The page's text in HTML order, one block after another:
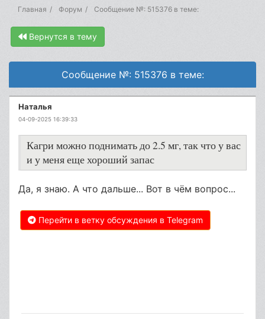
Главная Форум Сообщение №: 515376 в теме:
Вернутся в тему
Сообщение №: 515376 в теме:
Наталья
04-09-2025 16:39:33
Кагри можно поднимать до 2.5 мг, так что у вас
и у меня еще хороший запас
Да, я знаю. А что дальше... Вот в чём вопрос...
Перейти в ветку обсуждения в Telegram